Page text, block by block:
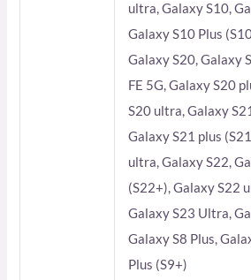
ultra, Galaxy S10,
Galaxy S10 Plus
Galaxy S20, Galaxy
FE 5G, Galaxy S20
S20 ultra, Galaxy
Galaxy S21 plus
ultra, Galaxy S22,
(S22+), Galaxy S22
Galaxy S23 Ultra,
Galaxy S8 Plus,
Plus (S9+)